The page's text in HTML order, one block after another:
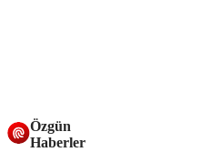
Özgün
Haberler